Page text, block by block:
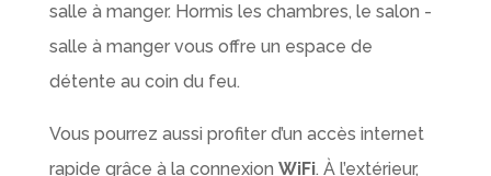
salle à manger. Hormis les chambres, le salon -
salle à manger vous offre un espace de
détente au coin du feu.
Vous pourrez aussi profiter d’un accès internet
rapide grâce à la connexion WiFi. À l’extérieur,